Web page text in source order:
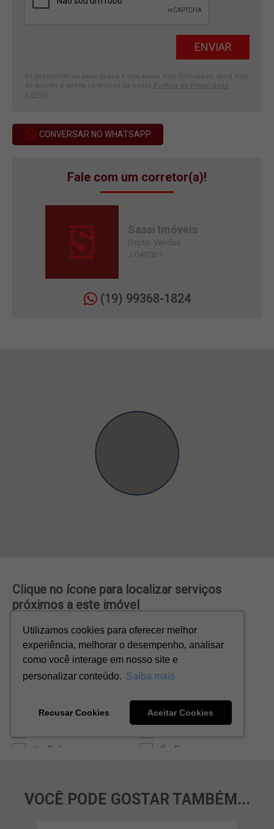
Ao preencher os seus dados e nos enviar este formulário, você está
de acordo e aceita os termos da nossa Política de Privacidade
(LGPD)
CONVERSAR NO WHATSAPP
Fale com um corretor(a)!
Sassi Imóveis
Depto. Vendas
J-04970/1
(19) 99368-1824
VOCÊ PODE GOSTAR TAMBÉM...